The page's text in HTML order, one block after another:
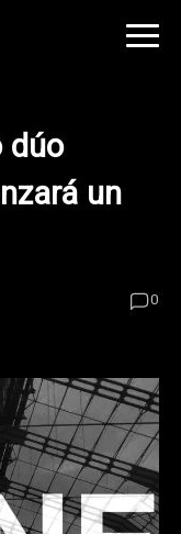
dúo
un
0